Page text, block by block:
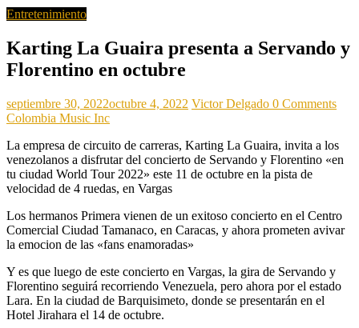
Entretenimiento
Karting La Guaira presenta a Servando y
Florentino en octubre
septiembre 30, 2022octubre 4, 2022 Victor Delgado 0 Comments
Colombia Music Inc
La empresa de circuito de carreras, Karting La Guaira, invita a los
venezolanos a disfrutar del concierto de Servando y Florentino «en
tu ciudad World Tour 2022» este 11 de octubre en la pista de
velocidad de 4 ruedas, en Vargas
Los hermanos Primera vienen de un exitoso concierto en el Centro
Comercial Ciudad Tamanaco, en Caracas, y ahora prometen avivar
la emocion de las «fans enamoradas»
Y es que luego de este concierto en Vargas, la gira de Servando y
Florentino seguirá recorriendo Venezuela, pero ahora por el estado
Lara. En la ciudad de Barquisimeto, donde se presentarán en el
Hotel Jirahara el 14 de octubre.